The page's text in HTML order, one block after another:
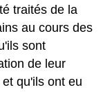
traités de la
au cours des
sont
de leur
qu'ils ont eu